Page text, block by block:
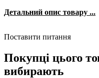
Детальний опис товару ...
Поставити питання
Покупці цього
вибирають